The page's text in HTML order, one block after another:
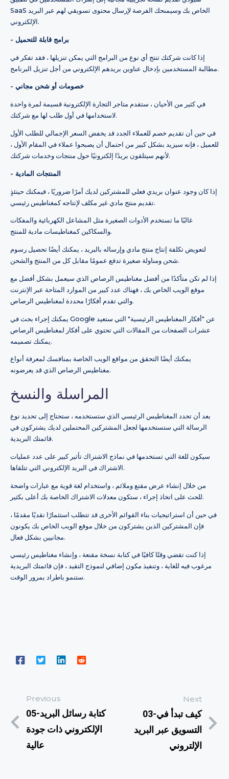
SaaS الخاص بك وسيمنحك الفرصة لإرسال محتوى تسويقي لهم عبر البريد
الإلكتروني.
- برامج قابلة للتحميل
إذا كانت شركتك تنتج أي نوع من البرامج التي يمكن تنزيلها ، فقد تفكر في
مطالبة المستخدمين بإدخال عناوين بريدهم الإلكتروني من أجل تنزيل البرنامج.
- خصومات أو شحن مجاني
في كثير من الأحيان ، ستقدم متاجر التجارة الإلكترونية قسيمة لمرة واحدة
لاستخدامها في أول طلب لها مع شركتك.
في حين أن تقديم خصم للعملاء الجدد قد يخفض السعر الإجمالي للطلب الأول
للعميل ، فإنه سيزيد بشكل كبير من احتمال أن يصبحوا عملاء في المقام الأول ،
لأنهم سيتلقون بريدًا إلكترونيًا حول منتجات وخدمات شركتك.
- المنتجات المادية
إذا كان وجود عنوان بريدي فعلي للمشتركين لديك أمرًا ضروريًا ، فيمكنك حينئذٍ
تقديم منتج مادي غير مكلف لإنتاجه كمغناطيس رئيسي.
غالبًا ما تستخدم الأدوات الصغيرة مثل المشاعل الكهربائية والمفكات
والسكاكين كمغناطيسات مادية للمنتج.
لتعويض تكلفة إنتاج منتج مادي وإرساله بالبريد ، يمكنك أيضًا تحصيل رسوم
شحن ومناولة صغيرة تدفع عمومًا مقابل كل من المنتج والشحن.
إذا لم تكن متأكدًا من أفضل مغناطيس الرصاص الذي سيعمل بشكل أفضل مع
موقع الويب الخاص بك ، فهناك عدد كبير من الموارد المتاحة عبر الإنترنت
والتي تقدم أفكارًا محددة لمغناطيس الرصاص.
يمكنك إجراء بحث في Google عن "أفكار المغناطيس الرئيسية" التي ستعيد
عشرات الصفحات من المقالات التي تحتوي على أفكار لمغناطيس الرصاص
يمكنك تصميمه.
يمكنك أيضًا التحقق من مواقع الويب الخاصة بمنافسك لمعرفة أنواع
مغناطيس الرصاص الذي قد يعرضونه.
المراسلة والنسخ
بعد أن تحدد المغناطيس الرئيسي الذي ستستخدمه ، ستحتاج إلى تحديد نوع
الرسالة التي ستستخدمها لجعل المشتركين المحتملين لديك يشتركون في
قائمتك البريدية.
سيكون للغة التي تستخدمها في نماذج الاشتراك تأثير كبير على عدد عمليات
الاشتراك في البريد الإلكتروني التي تتلقاها.
من خلال إنشاء عرض مقنع وملائم ، واستخدام لغة قوية مع عبارات واضحة
للحث على اتخاذ إجراء ، ستكون معدلات الاشتراك الخاصة بك أعلى بكثير.
في حين أن استراتيجيات بناء القوائم الأخرى قد تتطلب استثمارًا نقديًا مقدمًا ،
فإن المشتركين الذين يشتركون من خلال موقع الويب الخاص بك يكونون
مجانيين بشكل فعال.
إذا كنت تقضي وقتًا كافيًا في كتابة نسخة مقنعة ، وإنشاء مغناطيس رئيسي
مرغوب فيه للغاية ، وتنفيذ مكون إضافي لنموذج التقيد ، فإن قائمتك البريدية
ستنمو باطراد بمرور الوقت.
Previous
05-كتابة رسائل البريد
الإلكتروني ذات جودة
عالية
Next
03-كيف تبدأ في
التسويق عبر البريد
الإلتروني